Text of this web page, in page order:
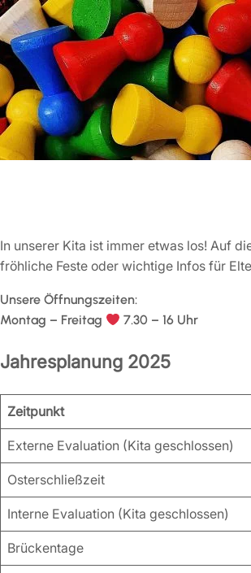
Zum
Inhalt
springen
In unserer Kita ist immer etwas los! Auf
fröhliche Feste oder wichtige Infos für
Unsere Öffnungszeiten:
Montag – Freitag
7.30 – 16 Uhr
Jahresplanung 2025
Zeitpunkt
Externe Evaluation (Kita geschlossen)
Osterschließzeit
Interne Evaluation (Kita geschlossen)
Brückentage